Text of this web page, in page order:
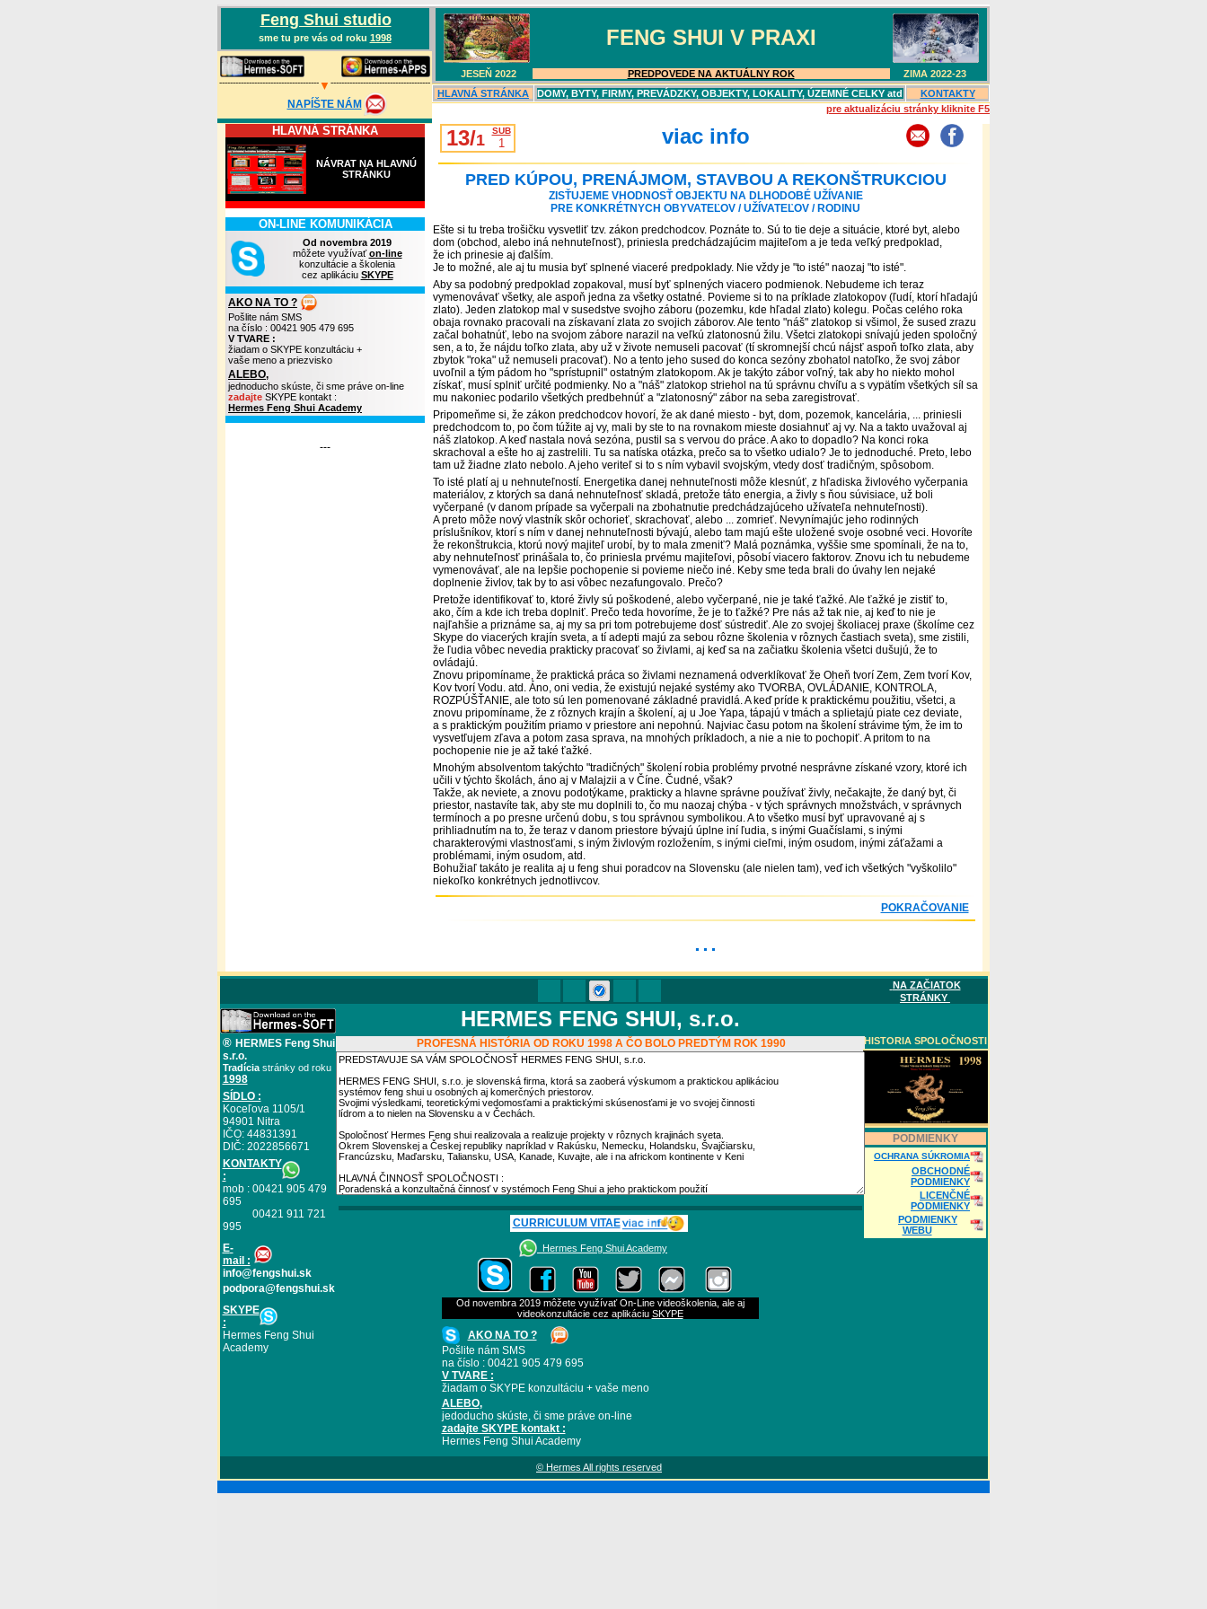
Feng Shui studio
sme tu pre vás od roku 1998
-------------------------------------▼ -------------------------------------
NAPÍŠTE NÁM
FENG SHUI V PRAXI
JESEŇ 2022 PREDPOVEDE NA AKTUÁLNY ROK ZIMA 2022-23
HLAVNÁ STRÁNKA DOMY, BYTY, FIRMY, PREVÁDZKY, OBJEKTY, LOKALITY, ÚZEMNÉ CELKY atd
KONTAKTY
pre aktualizáciu stránky kliknite F5
HLAVNÁ STRÁNKA
NÁVRAT NA HLAVNÚ
STRÁNKU
ON-LINE KOMUNIKÁCIA
Od novembra 2019
môžete využívaťon-line
konzultácie a školenia
cez aplikáciu SKYPE
AKO NA TO ?
Pošlite nám SMS
na číslo : 00421 905 479 695
V TVARE :
žiadam o SKYPE konzultáciu +
vaše meno a priezvisko
ALEBO,
jednoducho skúste, či sme práve on-line
zadajte SKYPE kontakt :
Hermes Feng Shui Academy
---
13/1
SUB
1 viac info
PRED KÚPOU, PRENÁJMOM, STAVBOU A REKONŠTRUKCIOU
ZISŤUJEME VHODNOSŤ OBJEKTU NA DLHODOBÉ UŽÍVANIE
PRE KONKRÉTNYCH OBYVATEĽOV / UŽÍVATEĽOV / RODINU
Ešte si tu treba trošičku vysvetliť tzv. zákon predchodcov. Poznáte to. Sú to tie deje a situácie, ktoré byt, alebo
dom (obchod, alebo iná nehnuteľnosť), priniesla predchádzajúcim majiteľom a je teda veľký predpoklad,
že ich prinesie aj ďalším.
Je to možné, ale aj tu musia byť splnené viaceré predpoklady. Nie vždy je "to isté" naozaj "to isté".
Aby sa podobný predpoklad zopakoval, musí byť splnených viacero podmienok. Nebudeme ich teraz
vymenovávať všetky, ale aspoň jedna za všetky ostatné. Povieme si to na príklade zlatokopov (ľudí, ktorí hľadajú
zlato). Jeden zlatokop mal v susedstve svojho záboru (pozemku, kde hľadal zlato) kolegu. Počas celého roka
obaja rovnako pracovali na získavaní zlata zo svojich záborov. Ale tento "náš" zlatokop si všimol, že sused zrazu
začal bohatnúť, lebo na svojom zábore narazil na veľkú zlatonosnú žilu. Všetci zlatokopi snívajú jeden spoločný
sen, a to, že nájdu toľko zlata, aby už v živote nemuseli pacovať (tí skromnejší chcú nájsť aspoň toľko zlata, aby
zbytok "roka" už nemuseli pracovať). No a tento jeho sused do konca sezóny zbohatol natoľko, že svoj zábor
uvoľnil a tým pádom ho "sprístupnil" ostatným zlatokopom. Ak je takýto zábor voľný, tak aby ho niekto mohol
získať, musí splniť určité podmienky. No a "náš" zlatokop striehol na tú správnu chvíľu a s vypätím všetkých síl sa
mu nakoniec podarilo všetkých predbehnúť a "zlatonosný" zábor na seba zaregistrovať.
Pripomeňme si, že zákon predchodcov hovorí, že ak dané miesto - byt, dom, pozemok, kancelária, ... priniesli
predchodcom to, po čom túžite aj vy, mali by ste to na rovnakom mieste dosiahnuť aj vy. Na a takto uvažoval aj
náš zlatokop. A keď nastala nová sezóna, pustil sa s vervou do práce. A ako to dopadlo? Na konci roka
skrachoval a ešte ho aj zastrelili. Tu sa natíska otázka, prečo sa to všetko udialo? Je to jednoduché. Preto, lebo
tam už žiadne zlato nebolo. A jeho veriteľ si to s ním vybavil svojským, vtedy dosť tradičným, spôsobom.
To isté platí aj u nehnuteľností. Energetika danej nehnuteľnosti môže klesnúť, z hľadiska živlového vyčerpania
materiálov, z ktorých sa daná nehnuteľnosť skladá, pretože táto energia, a živly s ňou súvisiace, už boli
vyčerpané (v danom prípade sa vyčerpali na zbohatnutie predchádzajúceho užívateľa nehnuteľnosti).
A preto môže nový vlastník skôr ochorieť, skrachovať, alebo ... zomrieť. Nevynímajúc jeho rodinných
príslušníkov, ktorí s ním v danej nehnuteľnosti bývajú, alebo tam majú ešte uložené svoje osobné veci. Hovoríte
že rekonštrukcia, ktorú nový majiteľ urobí, by to mala zmeniť? Malá poznámka, vyššie sme spomínali, že na to,
aby nehnuteľnosť prinášala to, čo priniesla prvému majiteľovi, pôsobí viacero faktorov. Znovu ich tu nebudeme
vymenovávať, ale na lepšie pochopenie si povieme niečo iné. Keby sme teda brali do úvahy len nejaké
doplnenie živlov, tak by to asi vôbec nezafungovalo. Prečo?
Pretože identifikovať to, ktoré živly sú poškodené, alebo vyčerpané, nie je také ťažké. Ale ťažké je zistiť to,
ako, čím a kde ich treba doplniť. Prečo teda hovoríme, že je to ťažké? Pre nás až tak nie, aj keď to nie je
najľahšie a priznáme sa, aj my sa pri tom potrebujeme dosť sústrediť. Ale zo svojej školiacej praxe (školíme cez
Skype do viacerých krajín sveta, a tí adepti majú za sebou rôzne školenia v rôznych častiach sveta), sme zistili,
že ľudia vôbec nevedia prakticky pracovať so živlami, aj keď sa na začiatku školenia všetci dušujú, že to
ovládajú.
Znovu pripomíname, že praktická práca so živlami neznamená odverklíkovať že Oheň tvorí Zem, Zem tvorí Kov,
Kov tvorí Vodu. atd. Áno, oni vedia, že existujú nejaké systémy ako TVORBA, OVLÁDANIE, KONTROLA,
ROZPÚŠŤANIE, ale toto sú len pomenované základné pravidlá. A keď príde k praktickému použitiu, všetci, a
znovu pripomíname, že z rôznych krajín a školení, aj u Joe Yapa, tápajú v tmách a splietajú piate cez deviate,
a s praktickým použitím priamo v priestore ani nepohnú. Najviac času potom na školení strávime tým, že im to
vysvetľujem zľava a potom zasa sprava, na mnohých príkladoch, a nie a nie to pochopiť. A pritom to na
pochopenie nie je až také ťažké.
Mnohým absolventom takýchto "tradičných" školení robia problémy prvotné nesprávne získané vzory, ktoré ich
učili v týchto školách, áno aj v Malajzii a v Číne. Čudné, však?
Takže, ak neviete, a znovu podotýkame, prakticky a hlavne správne používať živly, nečakajte, že daný byt, či
priestor, nastavíte tak, aby ste mu doplnili to, čo mu naozaj chýba - v tých správnych množstvách, v správnych
termínoch a po presne určenú dobu, s tou správnou symbolikou. A to všetko musí byť upravované aj s
prihliadnutím na to, že teraz v danom priestore bývajú úplne iní ľudia, s inými Guačíslami, s inými
charakterovými vlastnosťami, s iným živlovým rozložením, s inými cieľmi, iným osudom, inými záťažami a
problémami, iným osudom, atd.
Bohužiaľ takáto je realita aj u feng shui poradcov na Slovensku (ale nielen tam), veď ich všetkých "vyškolilo"
niekoľko konkrétnych jednotlivcov.
POKRAČOVANIE
...
NA ZAČIATOK
STRÁNKY
® HERMES Feng Shui
s.r.o.
Tradíciastránky od roku
1998
SÍDLO :
Koceľova 1105/1
94901 Nitra
IČO: 44831391
DIČ: 2022856671
KONTAKTY
:
mob : 00421 905 479
695
00421 911 721
995
E-
mail :
info@fengshui.sk
podpora@fengshui.sk
SKYPE
:
Hermes Feng Shui
Academy
HERMES FENG SHUI, s.r.o.
PROFESNÁ HISTÓRIA OD ROKU 1998 A ČO BOLO PREDTÝM ROK 1990
CURRICULUM VITAE
Hermes Feng Shui Academy
Od novembra 2019 môžete využívať On-Line videoškolenia, ale aj
videokonzultácie cez aplikáciu SKYPE
AKO NA TO ?
Pošlite nám SMS
na číslo : 00421 905 479 695
V TVARE :
žiadam o SKYPE konzultáciu + vaše meno
ALEBO,
jedoducho skúste, či sme práve on-line
zadajte SKYPE kontakt :
Hermes Feng Shui Academy
HISTORIA SPOLOČNOSTI
PODMIENKY
OCHRANA SÚKROMIA
OBCHODNÉ
PODMIENKY
LICENČNÉ
PODMIENKY
PODMIENKY
WEBU
© Hermes All rights reserved